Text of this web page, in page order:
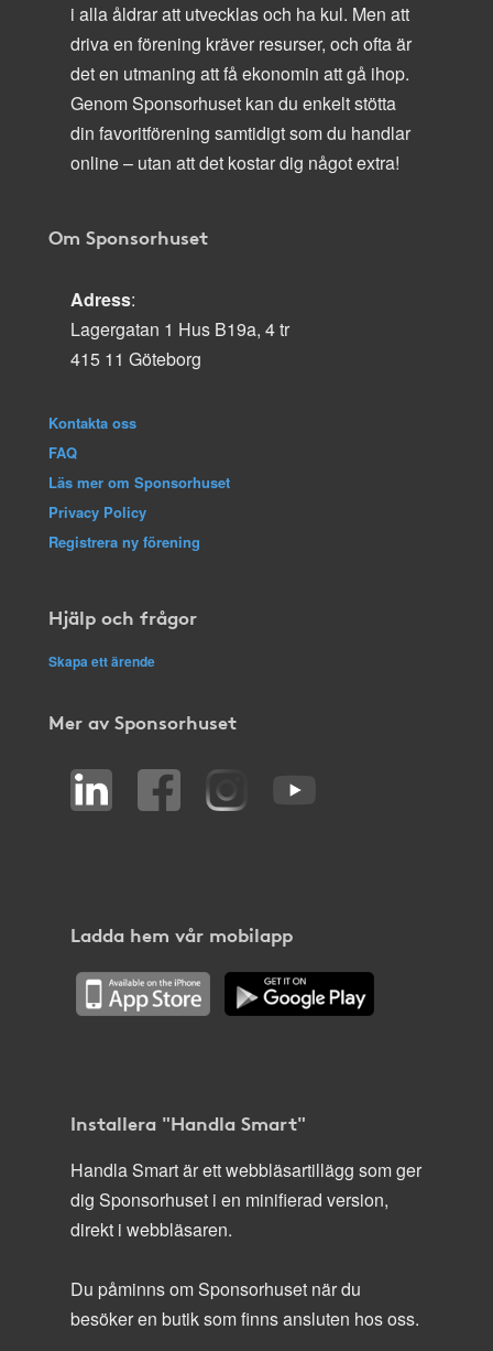
i alla åldrar att utvecklas och ha kul. Men att
driva en förening kräver resurser, och ofta är
det en utmaning att få ekonomin att gå ihop.
Genom Sponsorhuset kan du enkelt stötta
din favoritförening samtidigt som du handlar
online – utan att det kostar dig något extra!
Om Sponsorhuset
Adress:
Lagergatan 1 Hus B19a, 4 tr
415 11 Göteborg
Kontakta oss
FAQ
Läs mer om Sponsorhuset
Privacy Policy
Registrera ny förening
Hjälp och frågor
Skapa ett ärende
Mer av Sponsorhuset
Ladda hem vår mobilapp
Installera "Handla Smart"
Handla Smart är ett webbläsartillägg som ger
dig Sponsorhuset i en minifierad version,
direkt i webbläsaren.
Du påminns om Sponsorhuset när du
besöker en butik som finns ansluten hos oss.